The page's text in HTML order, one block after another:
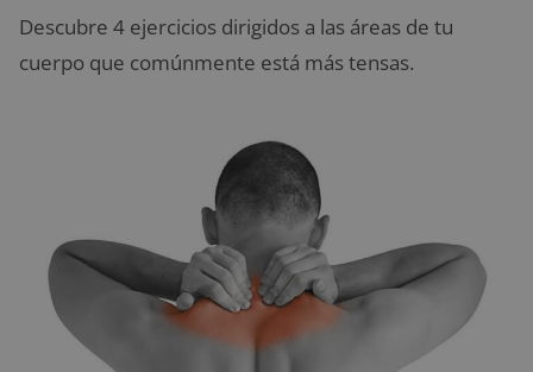
Descubre 4 ejercicios dirigidos a las áreas de tu
cuerpo que comúnmente está más tensas.